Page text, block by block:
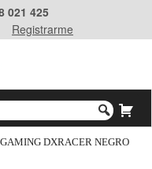
021 425
Registrarme
DXRACER NEGRO